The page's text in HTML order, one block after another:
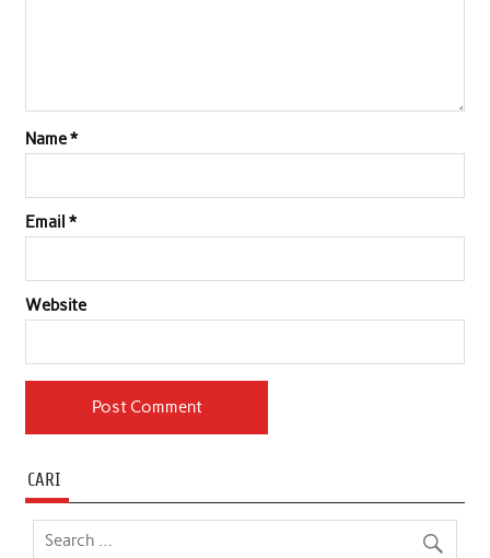
Name*
Email *
Website
CARI